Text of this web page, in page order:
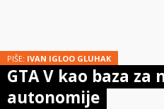
PIŠE: IVAN IGLOO GLUHAK
GTA V kao baza
autonomije